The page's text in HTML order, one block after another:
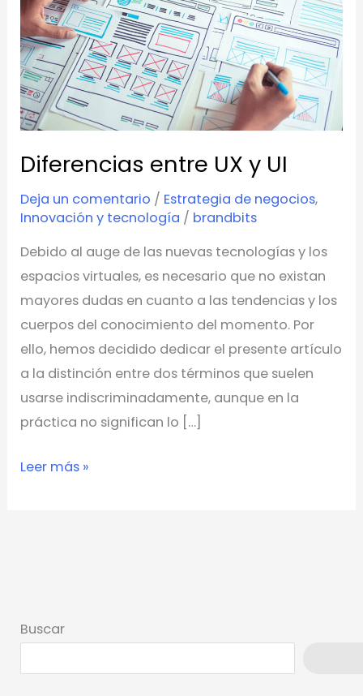
Diferencias entre UX y UI
Deja un comentario / Estrategia de negocios,
Innovación y tecnología / brandbits
Debido al auge de las nuevas tecnologías y los
espacios virtuales, es necesario que no existan
mayores dudas en cuanto a las tendencias y los
cuerpos del conocimiento del momento. Por
ello, hemos decidido dedicar el presente artículo
a la distinción entre dos términos que suelen
usarse indiscriminadamente, aunque en la
práctica no significan lo […]
y
UI
Leer más »
Buscar